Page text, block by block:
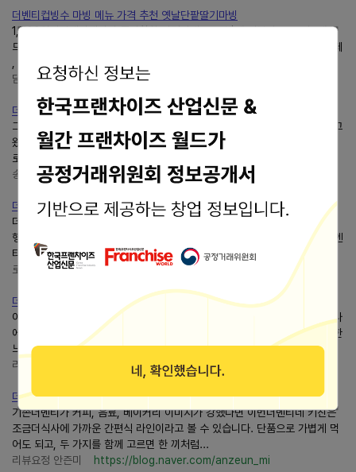
더벤티컵빙수 마빙 메뉴 가격 추천 옛날단팥딸기마빙
1,700원이던데더벤티가 좀더착한 가격이네요 그 밖에 버블티, 스무디, 에이
드, 스파클링, 요거트 등 정말 종류도 많고요 로컬에디션 메뉴라고 이천쌀라떼
, 말차아인슈페너 율무프라페 등등 지역과 연계된...
담뿍 쏘이맘 블로그
https://blog.naver.com/228112lee
더벤티빙수 옛날 단팥딸기 마빙 신메뉴 먹어본 후기 내돈내산
그래서더궁금하던더벤티마빙 옛날 단팥딸기 마빙. 캐리어에 담아 집으로 들고
왔어요. 역시 묵직하네요 ! 위에 단팥, 떡, 딸기시럽, 바닐라아이스크림, 콘푸
로스트같은 시리얼까지 있어요. 음료는 우유...
송뿌링의 떼굴떼굴 스노우볼
https://blog.naver.com/hae0809k
더벤티반값 할인 행사 방법 메뉴 추천
더벤티반값 할인 행사 방법 메뉴 추천 © 갓성비 민트빛레몬더벤티반값 할인
행사 방법과 직접 마셔본 메뉴 추천 정리해봅니다 1.더벤티반값 할인 행사더벤
티반값 할인 행사 오늘 딱 하루만 진행해요...
로컬 가성비 리얼리뷰
https://blog.naver.com/mieun8414
더벤티레드불 신메뉴 3종 롤 이벤트까지 정리
이번더벤티신메뉴는 단순히 음료만 나온 게 아닙니다.더벤티와 레드불이 만나
에너지 음료 3종을... 체리 쪽이 강렬하다면, 청포도는 조금더산뜻하고 깔끔한
느낌이에요. 무겁지 않은 여름 음료를 찾거나...
리뷰요정 안즌미
https://blog.naver.com/anzeun_mi
더벤티신메뉴더벤티네 키친 로제 마라 떡볶이 소보로밥 가격 칼로....
기존더벤티가 커피, 음료, 베이커리 이미지가 강했다면 이번더벤티네 키친은
조금더식사에 가까운 간편식 라인이라고 볼 수 있습니다. 단품으로 가볍게 먹
어도 되고, 두 가지를 함께 고르면 한 끼처럼...
리뷰요정 안즌미
https://blog.naver.com/anzeun_mi